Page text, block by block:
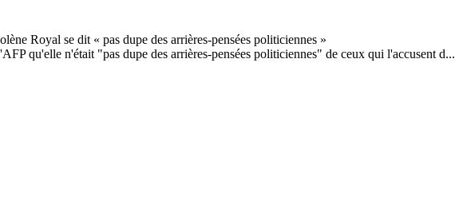
qu'elle n'était "pas dupe des arrières-pensées politiciennes" de ceux qui l'accusent d...